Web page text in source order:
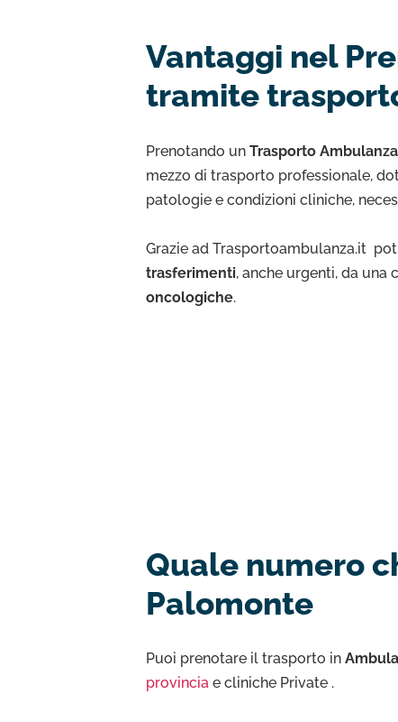
Vantaggi nel
tramite
Prenotando un Trasporto
mezzo di trasporto professionale,
patologie e condizioni cliniche,
Grazie ad Trasportoambulanza.it
trasferimenti, anche urgenti, da una
oncologiche.
Quale numero
Palomonte
Puoi prenotare il trasporto in
provincia e cliniche Private .